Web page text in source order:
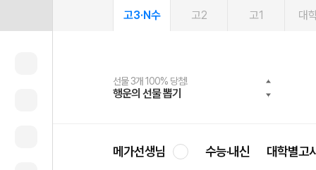
고3·N수 고2 고1 대
선물 3개 100% 당첨!
행운의 선물 뽑기
선물 100% 증정!
메가스터디 X 올리브
여름방학 스터디 캐시백
메가런 썸머스쿨
2027 러셀 단과
강사 공개선발
스마트러닝앱
설문 EVENT
메가패스
3일 무료 체험권
메가패스 수강생 무료혜택!
메가클럽 멤버십
사회공헌 캠페인
희망이룸 메가나눔
메가선생님 수능·내신 대학별고